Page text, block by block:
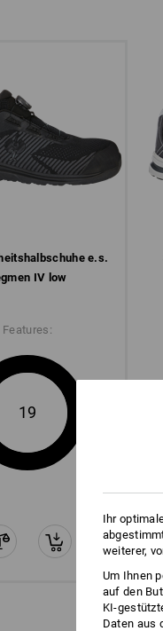
e.s.
IV low
Features:
19
Ihr
weiterer,
Um Ihnen
auf den
KI-
Daten aus